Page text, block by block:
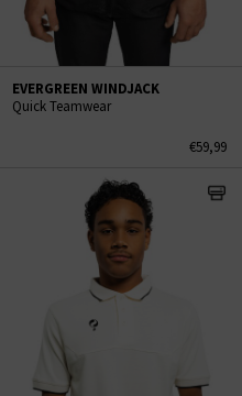
EVERGREEN WINDJACK
Quick Teamwear
€59,99